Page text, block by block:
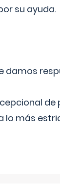
su ayuda.
damos
lo más